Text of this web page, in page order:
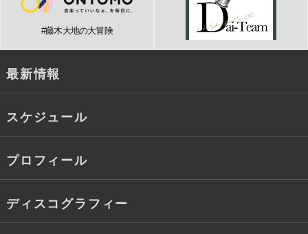
#藤木大地の大冒険
最新情報
スケジュール
プロフィール
ディスコグラフィー